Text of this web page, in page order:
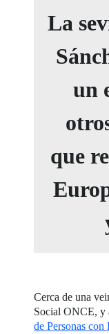
La
un
que
Cerca de una
Social ONCE,
de Personas con